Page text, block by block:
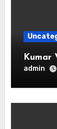
Kumar
admin